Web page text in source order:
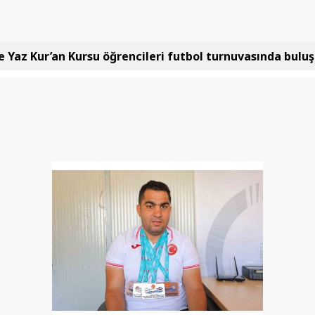
Yaz Kur’an Kursu öğrencileri futbol turnuvasında